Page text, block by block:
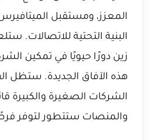
المعزز، ومستقبل
البنية التحتية للاتصالات.
زين دورًا حيويًا في تمكين
هذه الآفاق الجديدة. ستظل
الشركات الصغيرة والكبيرة
والمنصات ستتطور لتوفر